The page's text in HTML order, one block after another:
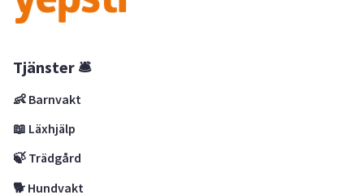
Tjänster 🛎
👶 Barnvakt
📖 Läxhjälp
🍃 Trädgård
🐕 Hundvakt